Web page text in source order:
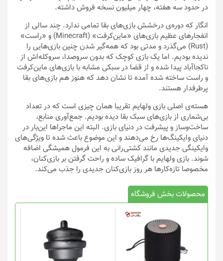
در حدود سه هفته، چهار میلیون نسخه فروش داشته.
انگار که دوره‌ی درخشش بازی‌های بقا تمامی ندارد. چند سالی از
انفجارهای عظیم بازی‌های «ماین‌کرفت» (Minecraft) و «راست»
(Rust) می‌گذرد و مدتی بود که همه‌گیر شدن چنین بازی‌هایی را
ندیده بودیم. اما یک بازی کوچک که بدون سروصدا، سروکله‌اش از
ناکجاآباد پیدا شده و از قضا در سبکی مشابه با بازی‌های ماین‌کرفت
و راست ساخته شده آمده تا نشان دهد که هنوز هم بازی‌های بقا
پرطرفدار هستند.
هسته‌ی اصلی بازی ولهایم تقریبا همان چیزی است که در تعداد
بی‌شماری از بازی‌های سبک بقا دیده بودیم. جمع‌آوری منابع،
ساخت‌و‌ساز و پیشرفت در دنیای بازی. البته این ماجراها این‌بار در
دنیای وایکینگ‌ها رخ می‌دهند و این موضوع باعث شده تا ویژگی‌های
وایکینگی جدیدی مانند کشتی‌رانی به این فرمول همیشگی اضافه
شوند. بازی ولهایم با گرافیک ساده‌ و راحت گرفتن بر بازی‌کنان،
مخصوصا تازه‌کار‌ها هر روز بازی‌کنان جدیدی را جذب می‌کند.
محصولات بخش فروشگاه